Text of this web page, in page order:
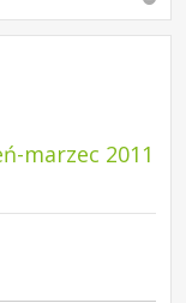
marzec 2011